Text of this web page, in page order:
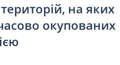
на яких
окупованих